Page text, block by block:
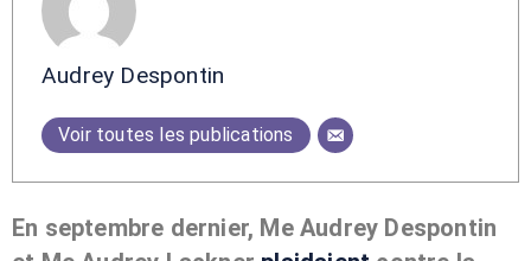
Audrey Despontin
Voir toutes les publications
En septembre dernier, Me Audrey Despontin